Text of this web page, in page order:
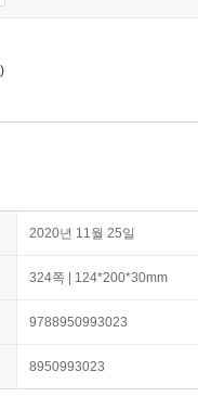
2020년 11월 25일
324쪽 | 124*200*30mm
9788950993023
8950993023